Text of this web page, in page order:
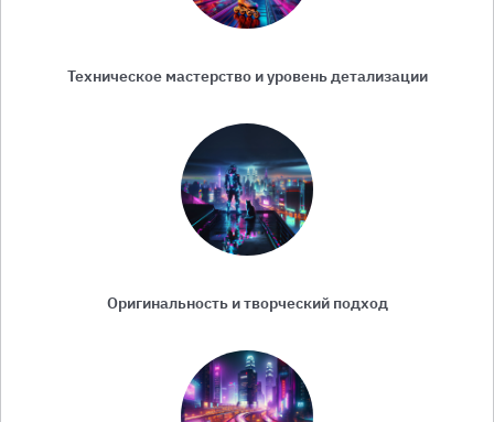
Техническое мастерство и уровень детализации
Оригинальность и творческий подход